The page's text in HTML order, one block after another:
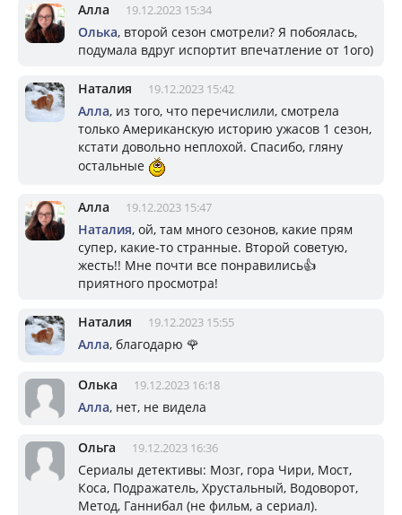
Алла 19.12.2023 15:34
Олька, второй сезон смотрели? Я побоялась,
подумала вдруг испортит впечатление от 1ого)
Наталия 19.12.2023 15:42
Алла, из того, что перечислили, смотрела
только Американскую историю ужасов 1 сезон,
кстати довольно неплохой. Спасибо, гляну
остальные
Алла 19.12.2023 15:47
Наталия, ой, там много сезонов, какие прям
супер, какие-то странные. Второй советую,
жесть!! Мне почти все понравились👍
приятного просмотра!
Наталия 19.12.2023 15:55
Алла, благодарю 🌹
Олька 19.12.2023 16:18
Алла, нет, не видела
Ольга 19.12.2023 16:36
Сериалы детективы: Мозг, гора Чири, Мост,
Коса, Подражатель, Хрустальный, Водоворот,
Метод, Ганнибал (не фильм, а сериал).